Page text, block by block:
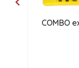
COMBO